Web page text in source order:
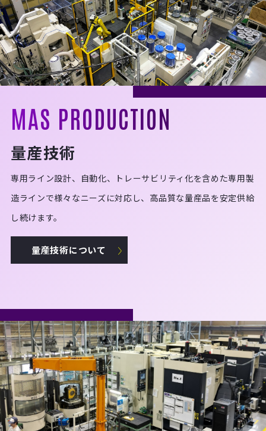
MAS PRODUCTION
量産技術
専用ライン設計、自動化、トレーサビリティ化を含めた専用製
造ラインで様々なニーズに対応し、高品質な量産品を安定供給
し続けます。
量産技術について